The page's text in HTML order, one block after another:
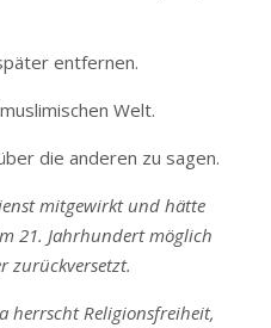
entfernen.
Welt.
die anderen zu sagen.
mitgewirkt und hätte
21. Jahrhundert möglich
zurückversetzt.
herrscht Religionsfreiheit,